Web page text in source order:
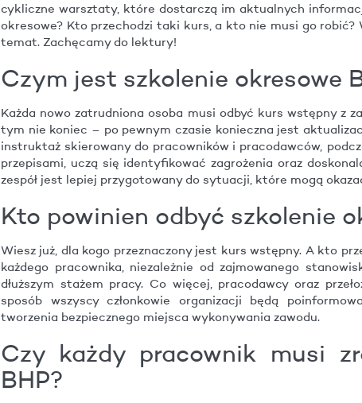
cykliczne warsztaty, które dostarczą im aktualnych
okresowe? Kto przechodzi taki kurs, a kto nie musi go
temat. Zachęcamy do lektury!
Czym jest szkolenie okresowe
Każda nowo zatrudniona osoba musi odbyć kurs wstępny z
tym nie koniec – po pewnym czasie konieczna jest
instruktaż skierowany do pracowników i pracodawców,
przepisami, uczą się identyfikować zagrożenia oraz
zespół jest lepiej przygotowany do sytuacji, które mogą
Kto powinien odbyć szkolenie
Wiesz już, dla kogo przeznaczony jest kurs wstępny. A kto
każdego pracownika, niezależnie od zajmowanego
dłuższym stażem pracy. Co więcej, pracodawcy oraz
sposób wszyscy członkowie organizacji będą
tworzenia bezpiecznego miejsca wykonywania zawodu.
Czy każdy pracownik musi
BHP?